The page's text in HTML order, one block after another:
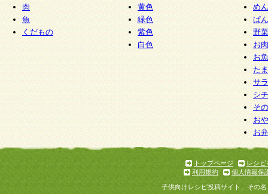
肉
魚
くだもの
黄色
緑色
紫色
白色
めん
ぱん
野
お
お
た
サ
シ
そ
お
お
トップページ
レシピ
利用規約
個人情報保
子供向けレシピ投稿サイト、その